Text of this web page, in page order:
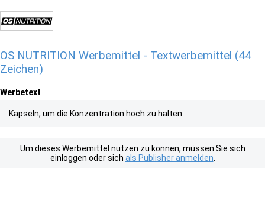
OS NUTRITION Werbemittel - Textwerbemittel (44
Zeichen)
Werbetext
Kapseln, um die Konzentration hoch zu halten
Um dieses Werbemittel nutzen zu können, müssen Sie sich
einloggen oder sich als Publisher anmelden